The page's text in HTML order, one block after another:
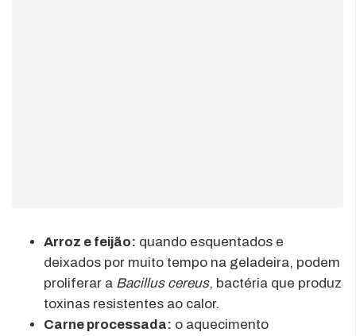
Arroz e feijão: quando esquentados e
deixados por muito tempo na geladeira, podem
proliferar a Bacillus cereus, bactéria que produz
toxinas resistentes ao calor.
Carne processada: o aquecimento